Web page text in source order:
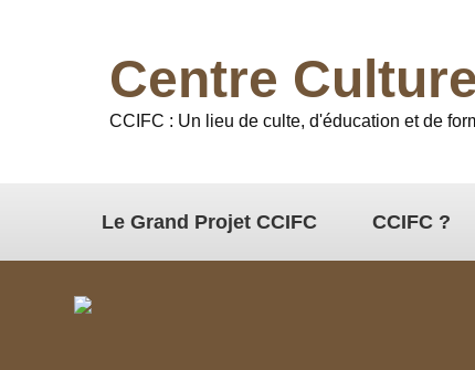
Centre
CCIFC : Un lieu de culte, d'éducation et de
Le Grand Projet CCIFC CCIFC ?